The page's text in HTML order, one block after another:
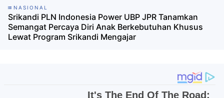
NASIONAL
Srikandi PLN Indonesia Power UBP JPR Tanamkan
Semangat Percaya Diri Anak Berkebutuhan Khusus
Lewat Program Srikandi Mengajar